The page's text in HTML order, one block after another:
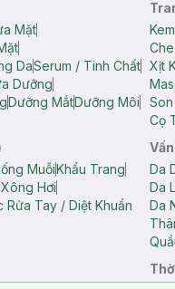
Mặt
DaSerum / Tinh Chất
Dưỡng
Dưỡng MắtDưỡng Môi
Xịt
Cọ
MuỗiKhẩu Trang
Hơi
Rửa Tay / Diệt Khuẩn
Da
Da
Da